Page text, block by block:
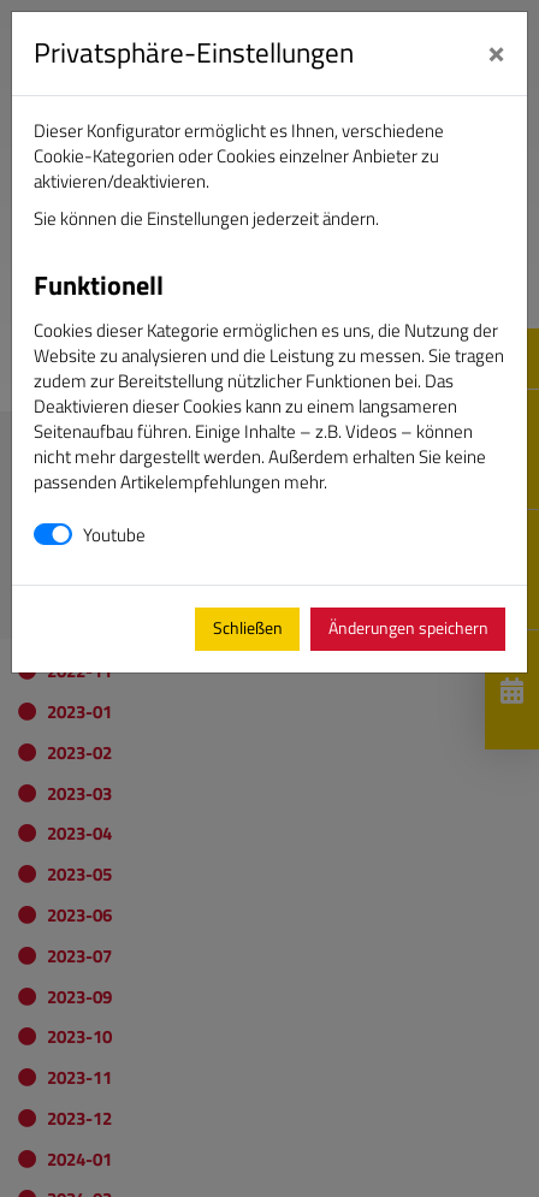
Verband Deutscher Sportjournalisten e.V.
Magazin Sportjournalist
Newsletter
Neue & Änderungen
VDS Mitgliedsausweis herunterladen
2022-11
2023-01
2023-02
2023-03
2023-04
2023-05
2023-06
2023-07
2023-09
2023-10
2023-11
2023-12
2024-01
Privatsphäre-Einstellungen ×
Dieser Konfigurator ermöglicht es Ihnen, verschiedene
Cookie-Kategorien oder Cookies einzelner Anbieter zu
aktivieren/deaktivieren.
Sie können die Einstellungen jederzeit ändern.
Funktionell
Cookies dieser Kategorie ermöglichen es uns, die Nutzung der
Website zu analysieren und die Leistung zu messen. Sie tragen
zudem zur Bereitstellung nützlicher Funktionen bei. Das
Deaktivieren dieser Cookies kann zu einem langsameren
Seitenaufbau führen. Einige Inhalte – z.B. Videos – können
nicht mehr dargestellt werden. Außerdem erhalten Sie keine
passenden Artikelempfehlungen mehr.
Youtube
Schließen Änderungen speichern